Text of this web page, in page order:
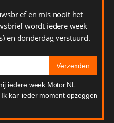
en mis nooit het
wordt iedere week
en donderdag verstuurd.
Verzenden
iedere week Motor.NL
kan ieder moment opzeggen